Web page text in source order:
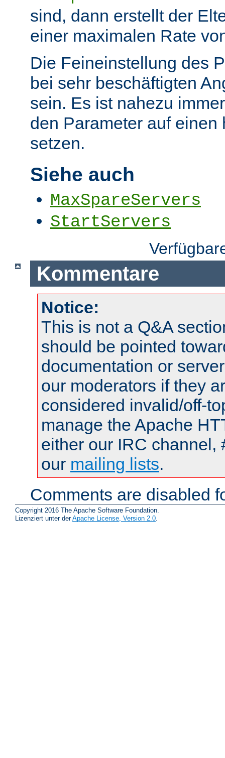
sind, dann erstellt der
einer maximalen Rate
Die Feineinstellung des
bei sehr beschäftigten
sein. Es ist nahezu
den Parameter auf einen
setzen.
Siehe auch
MaxSpareServers
StartServers
Kommentare
Notice:
This is not a Q&A
should be pointed
documentation or
our moderators if they
considered invalid/off-
manage the Apache
either our IRC channel,
our mailing lists.
Comments are disabled
Copyright 2016 The Apache Software Foundation.
Lizenziert unter derApache License, Version 2.0